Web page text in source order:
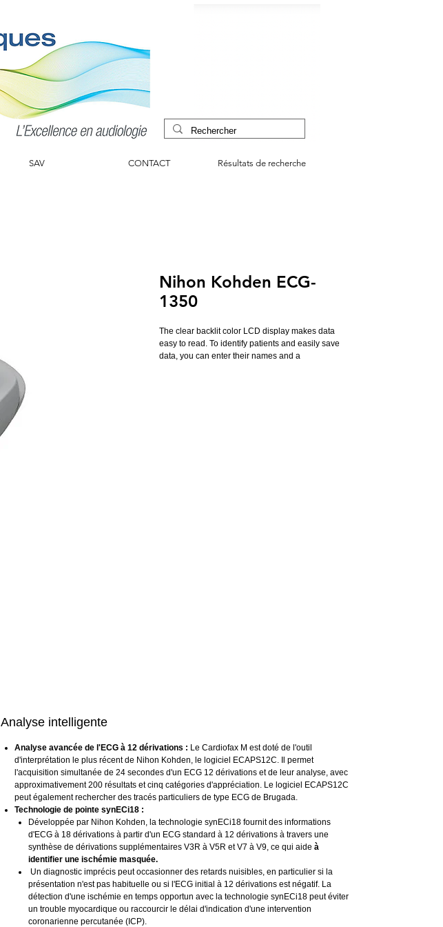
SAV CONTACT Résultats de recherche
Nihon Kohden ECG-
1350
The clear backlit color LCD display makes data
easy to read. To identify patients and easily save
data, you can enter their names and a
Analyse intelligente
Analyse avancée de l'ECG à 12 dérivations : Le Cardiofax M est doté de l'outil
d'interprétation le plus récent de Nihon Kohden, le logiciel ECAPS12C. Il permet
l'acquisition simultanée de 24 secondes d'un ECG 12 dérivations et de leur analyse, avec
approximativement 200 résultats et cinq catégories d'appréciation. Le logiciel ECAPS12C
peut également rechercher des tracés particuliers de type ECG de Brugada.
Technologie de pointe synECi18 :
Développée par Nihon Kohden, la technologie synECi18 fournit des informations
d'ECG à 18 dérivations à partir d'un ECG standard à 12 dérivations à travers une
synthèse de dérivations supplémentaires V3R à V5R et V7 à V9, ce qui aide à
identifier une ischémie masquée.
Un diagnostic imprécis peut occasionner des retards nuisibles, en particulier si la
présentation n'est pas habituelle ou si l'ECG initial à 12 dérivations est négatif. La
détection d'une ischémie en temps opportun avec la technologie synECi18 peut éviter
un trouble myocardique ou raccourcir le délai d'indication d'une intervention
coronarienne percutanée (ICP).